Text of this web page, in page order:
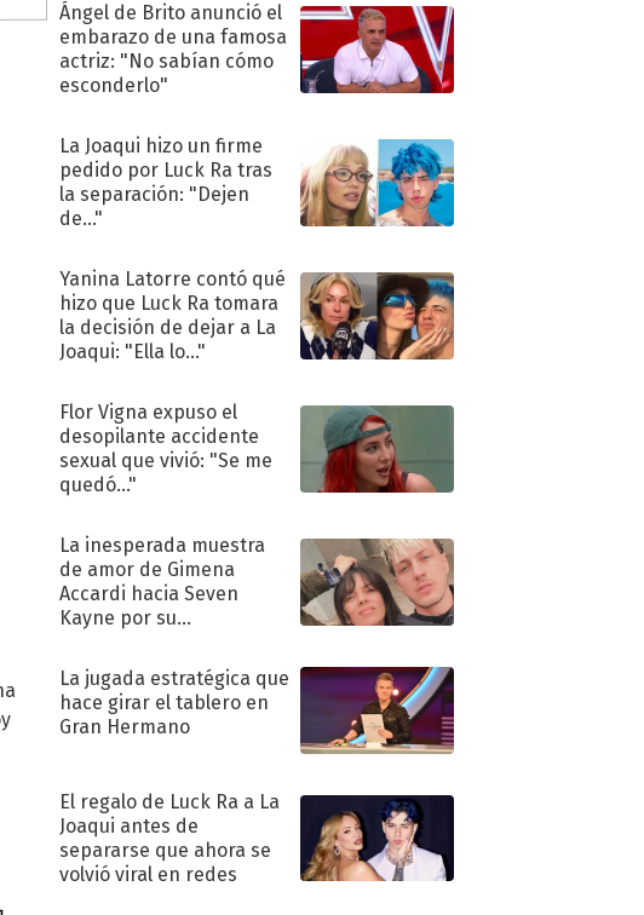
Ángel de Brito anunció el
embarazo de una famosa
actriz: "No sabían cómo
esconderlo"
La Joaqui hizo un firme
pedido por Luck Ra tras
la separación: "Dejen
de..."
Yanina Latorre contó qué
hizo que Luck Ra tomara
la decisión de dejar a La
Joaqui: "Ella lo..."
Flor Vigna expuso el
desopilante accidente
sexual que vivió: "Se me
quedó..."
La inesperada muestra
de amor de Gimena
Accardi hacia Seven
Kayne por su
La jugada estratégica que
hace girar el tablero en
Gran Hermano
El regalo de Luck Ra a La
Joaqui antes de
separarse que ahora se
volvió viral en redes